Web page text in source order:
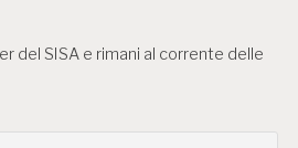
del SISA e rimani al corrente delle